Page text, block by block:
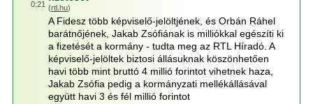
0:21 (rtl.hu)
A Fidesz több képviselő-jelöltjének, és Orbán Ráhel
barátnőjének, Jakab Zsófiának is milliókkal egészíti ki
a fizetését a kormány - tudta meg az RTL Híradó. A
képviselő-jelöltek biztosi állásuknak köszönhetően
havi több mint bruttó 4 millió forintot vihetnek haza,
Jakab Zsófia pedig a kormányzati mellékállásával
együtt havi 3 és fél millió forintot